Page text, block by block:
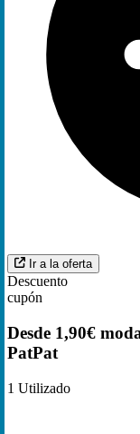
Ir a la oferta
Descuento
cupón
Desde 1,90€
PatPat
1 Utilizado